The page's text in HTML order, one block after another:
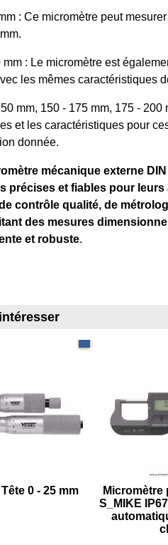
: Ce micromètre peut
mm : Le micromètre est
les mêmes caractéristiques
mm, 150 - 175 mm, 175 -
et les caractéristiques pour
donnée.
mécanique externe
précises et fiables pour
contrôle qualité, de
des mesures
et robuste.
: 0.01 mm
0 - 25 mm
Micromètre
S_MIKE